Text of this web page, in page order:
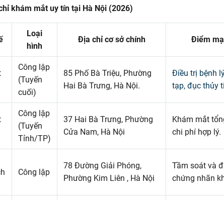
khám mắt uy tín tại Hà Nội (2026)
Loại
hình
Địa chỉ cơ sở chính Điểm
Công lập
(Tuyến
cuối)
85 Phố Bà Triệu, Phường
Hai Bà Trưng, Hà Nội.
Điều trị bệnh
tạp, đục thủy
Công lập
(Tuyến
Tỉnh/TP)
37 Hai Bà Trưng, Phường
Cửa Nam, Hà Nội
Khám mắt
chi phí hợp lý.
Công lập
78 Đường Giải Phóng,
Phường Kim Liên , Hà Nội
Tầm soát và
chứng nhãn